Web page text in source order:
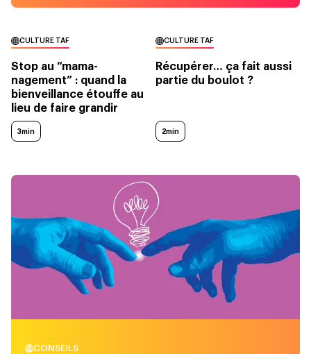
CULTURE TAF
Stop au “mama-
nagement” : quand la
bienveillance étouffe au
lieu de faire grandir
3min
CULTURE TAF
Récupérer… ça fait aussi
partie du boulot ?
2min
CONSEILS